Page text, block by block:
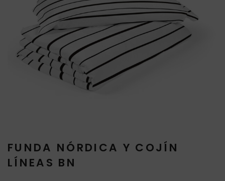
FUNDA NÓRDICA Y COJÍN
LÍNEAS BN